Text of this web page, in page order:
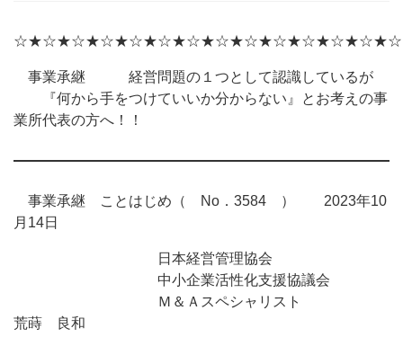
事業承継 経営問題の１つとして認識しているが
『何から手をつけていいか分からない』とお考えの事
業所代表の方へ！！
事業承継 ことはじめ（ No．3584 ） 2023年10
月14日
日本経営管理協会
中小企業活性化支援協議会
Ｍ＆Ａスペシャリスト
荒蒔 良和